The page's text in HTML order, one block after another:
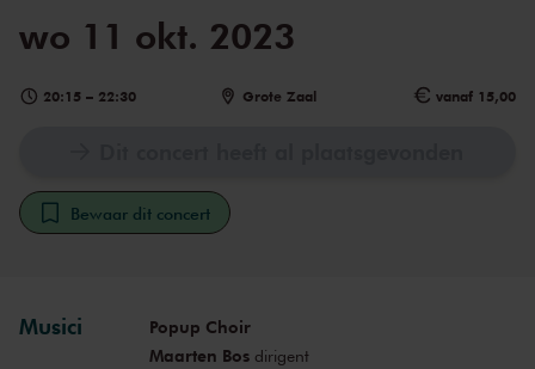
wo 11 okt. 2023
20:15 – 22:30 Grote Zaal vanaf 15,00
Bewaar dit concert
Musici
Popup Choir
Maarten Bosdirigent